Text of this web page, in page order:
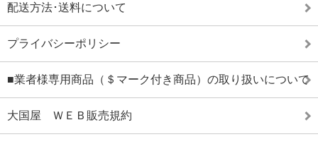
配送方法･送料について
プライバシーポリシー
■業者様専用商品（＄マーク付き商品）の取り扱いについて
大国屋 ＷＥＢ販売規約